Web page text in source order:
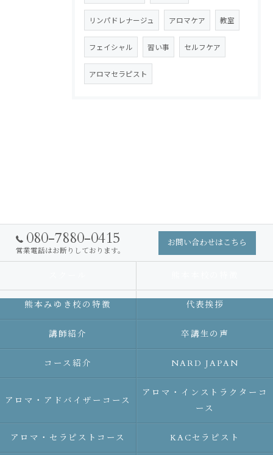
リンパドレナージュ アロマケア 教室
フェイシャル 習い事 セルフケア
アロマセラピスト
080-7880-0415
営業電話はお断りしております。
お問い合わせはこちら
熊本みゆき校の特徴 代表挨拶
講師紹介 卒講生の声
コース紹介 NARD JAPAN
アロマ・アドバイザーコース
アロマ・インストラクターコ
ース
アロマ・セラピストコース KACセラピスト